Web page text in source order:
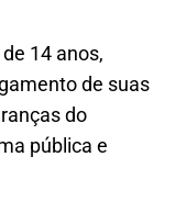
14 anos,
de suas
do
pública e